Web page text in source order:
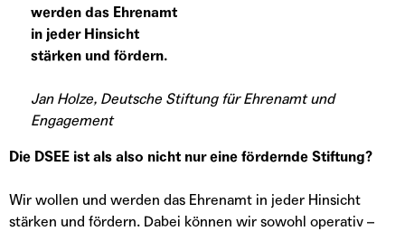
werden das Ehrenamt
in jeder Hinsicht
stärken und fördern.
Jan Holze, Deutsche Stiftung für Ehrenamt und
Engagement
Die DSEE ist als also nicht nur eine fördernde Stiftung?
Wir wollen und werden das Ehrenamt in jeder Hinsicht
stärken und fördern. Dabei können wir sowohl operativ –